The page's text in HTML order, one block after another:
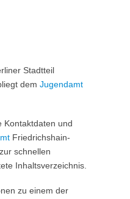
Stadtteil
dem Jugendamt
Kontaktdaten und
Friedrichshain-
schnellen
Inhaltsverzeichnis.
zu einem der